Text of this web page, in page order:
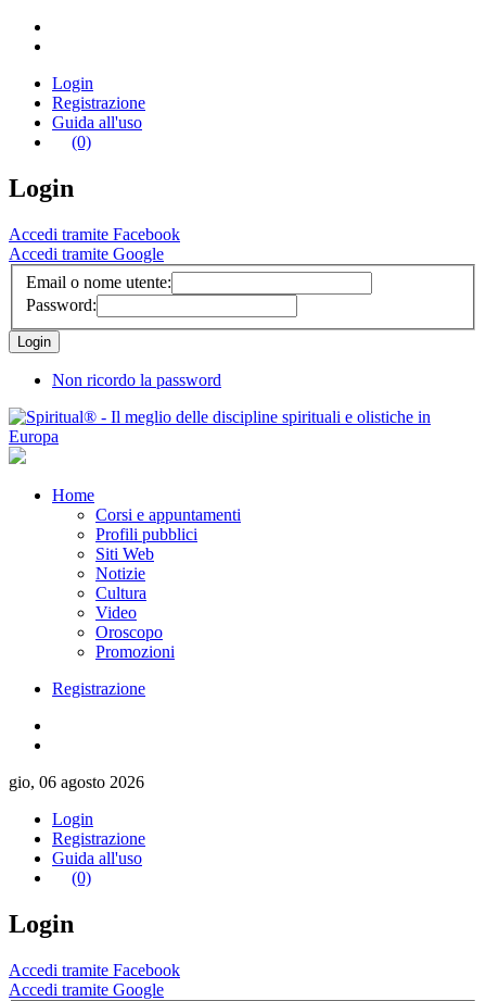
Login
Registrazione
Guida all'uso
(0)
Login
Accedi tramite Facebook
Accedi tramite Google
Email o nome utente:
Password:
Non ricordo la password
Home
Corsi e appuntamenti
Profili pubblici
Siti Web
Notizie
Cultura
Video
Oroscopo
Promozioni
Registrazione
gio, 06 agosto 2026
Login
Registrazione
Guida all'uso
(0)
Login
Accedi tramite Facebook
Accedi tramite Google